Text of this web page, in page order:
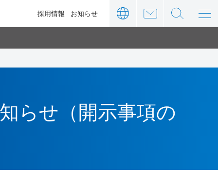
採用情報 お知らせ
らせ（開示事項の